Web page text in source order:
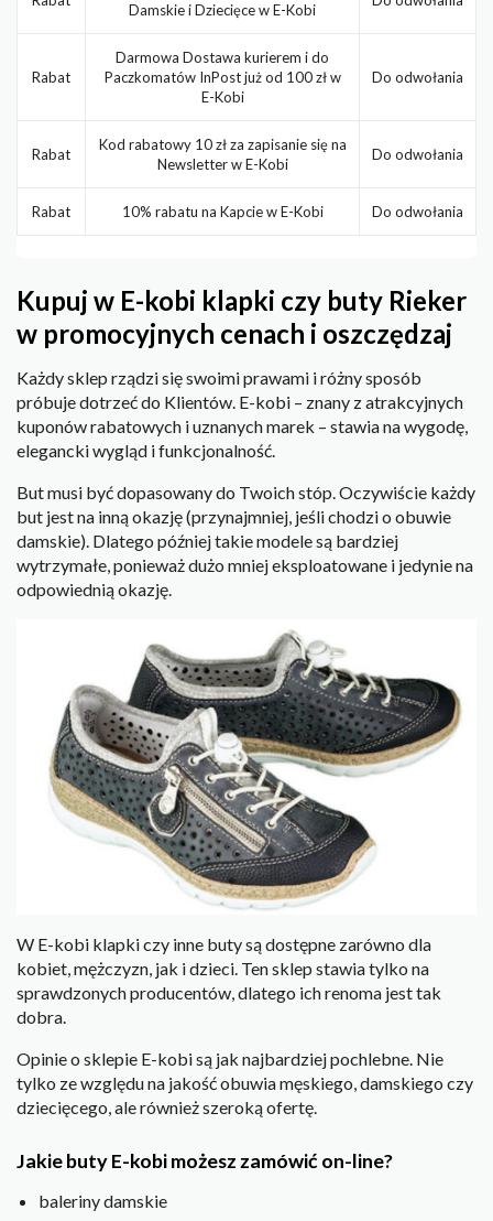
Damskie i Dziecięce w E-Kobi
Rabat
Darmowa Dostawa kurierem i do
Paczkomatów InPost już od 100 zł w
E-Kobi
Do odwołania
Rabat
Kod rabatowy 10 zł za zapisanie się na
Newsletter w E-Kobi
Do odwołania
Rabat 10% rabatu na Kapcie w E-Kobi Do odwołania
Kupuj w E-kobi klapki czy buty Rieker
w promocyjnych cenach i oszczędzaj
Każdy sklep rządzi się swoimi prawami i różny sposób
próbuje dotrzeć do Klientów. E-kobi – znany z atrakcyjnych
kuponów rabatowych i uznanych marek – stawia na wygodę,
elegancki wygląd i funkcjonalność.
But musi być dopasowany do Twoich stóp. Oczywiście każdy
but jest na inną okazję (przynajmniej, jeśli chodzi o obuwie
damskie). Dlatego później takie modele są bardziej
wytrzymałe, ponieważ dużo mniej eksploatowane i jedynie na
odpowiednią okazję.
W E-kobi klapki czy inne buty są dostępne zarówno dla
kobiet, mężczyzn, jak i dzieci. Ten sklep stawia tylko na
sprawdzonych producentów, dlatego ich renoma jest tak
dobra.
Opinie o sklepie E-kobi są jak najbardziej pochlebne. Nie
tylko ze względu na jakość obuwia męskiego, damskiego czy
dziecięcego, ale również szeroką ofertę.
Jakie buty E-kobi możesz zamówić on-line?
baleriny damskie